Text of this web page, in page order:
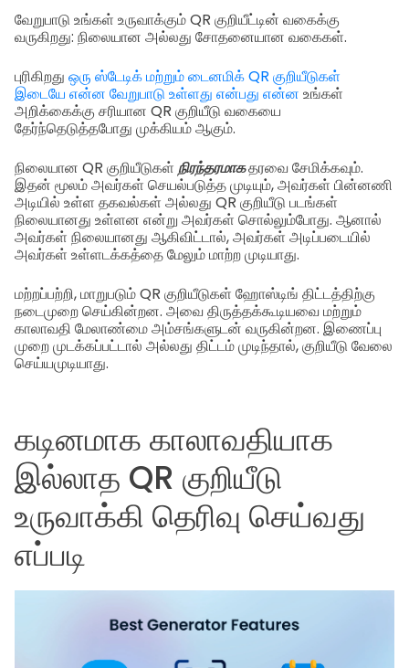
வேறுபாடு உங்கள் உருவாக்கும் QR குறியீட்டின் வகைக்கு
வருகிறது: நிலையான அல்லது சோதனையான வகைகள்.
புரிகிறது ஒரு ஸ்டேடிக் மற்றும் டைனமிக் QR குறியீடுகள்
இடையே என்ன வேறுபாடு உள்ளது என்பது என்ன உங்கள்
அறிக்கைக்கு சரியான QR குறியீடு வகையை
தேர்ந்தெடுத்தபோது முக்கியம் ஆகும்.
நிலையான QR குறியீடுகள் நிரந்தரமாகதரவை சேமிக்கவும்.
இதன் மூலம் அவர்கள் செயல்படுத்த முடியும், அவர்கள் பின்னணி
அடியில் உள்ள தகவல்கள் அல்லது QR குறியீடு படங்கள்
நிலையானது உள்ளன என்று அவர்கள் சொல்லும்போது. ஆனால்
அவர்கள் நிலையானது ஆகிவிட்டால், அவர்கள் அடிப்படையில்
அவர்கள் உள்ளடக்கத்தை மேலும் மாற்ற முடியாது.
மற்றப்பற்றி, மாறுபடும் QR குறியீடுகள் ஹோஸ்டிங் திட்டத்திற்கு
நடைமுறை செய்கின்றன. அவை திருத்தக்கூடியவை மற்றும்
காலாவதி மேலாண்மை அம்சங்களுடன் வருகின்றன. இணைப்பு
முறை முடக்கப்பட்டால் அல்லது திட்டம் முடிந்தால், குறியீடு வேலை
செய்யமுடியாது.
கடினமாக காலாவதியாக
இல்லாத QR குறியீடு
உருவாக்கி தெரிவு செய்வது
எப்படி